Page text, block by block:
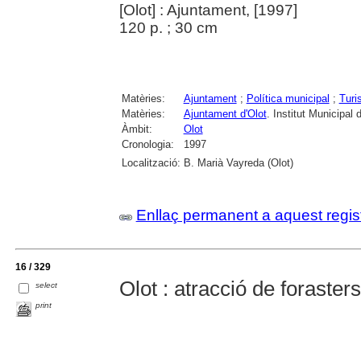
[Olot] : Ajuntament, [1997]
120 p. ; 30 cm
Matèries: Ajuntament; Política municipal ;
Matèries:
Ajuntament d'Olot. Institut Municipal
Àmbit:
Olot
Cronologia:
1997
Localització: B. Marià Vayreda (Olot)
Enllaç permanent a aquest
16 / 329
select
print
Olot : atracció de forasters